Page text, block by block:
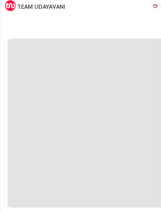
TEAM UDAYAVANI ಅ